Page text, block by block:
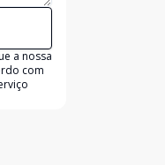
a nossa
com